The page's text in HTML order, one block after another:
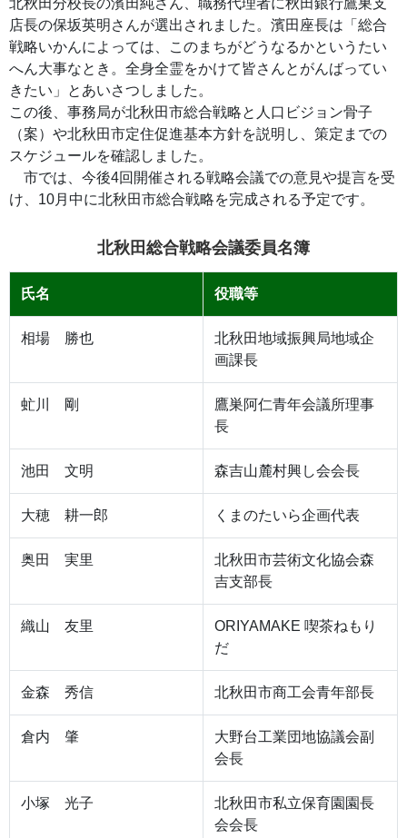
店長の保坂英明さんが選出されました。濱田座長は「総合
戦略いかんによっては、このまちがどうなるかというたい
へん大事なとき。全身全霊をかけて皆さんとがんばってい
きたい」とあいさつしました。
この後、事務局が北秋田市総合戦略と人口ビジョン骨子
（案）や北秋田市定住促進基本方針を説明し、策定までの
スケジュールを確認しました。
市では、今後4回開催される戦略会議での意見や提言を受
け、10月中に北秋田市総合戦略を完成される予定です。
北秋田総合戦略会議委員名簿
氏名 役職等
相場 勝也
北秋田地域振興局地域企
画課長
虻川 剛
鷹巣阿仁青年会議所理事
長
池田 文明 森吉山麓村興し会会長
大穂 耕一郎 くまのたいら企画代表
奥田 実里
北秋田市芸術文化協会森
吉支部長
織山 友里
ORIYAMAKE 喫茶ねもり
だ
金森 秀信 北秋田市商工会青年部長
倉内 肇
大野台工業団地協議会副
会長
小塚 光子
北秋田市私立保育園園長
会会長